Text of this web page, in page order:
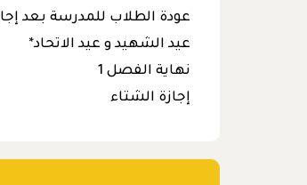
عودة الطلاب للمدرسة بعد
عيد الشهيد و عيد الاتحاد*
نهاية الفصل 1
إجازة الشتاء